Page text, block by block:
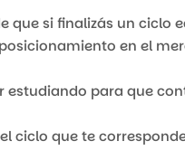
que si finalizás un
en el
estudiando para que
ciclo que te